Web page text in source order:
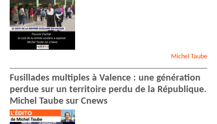
Michel Taube
Fusillades multiples à Valence : une génération
perdue sur un territoire perdu de la République.
Michel Taube sur Cnews